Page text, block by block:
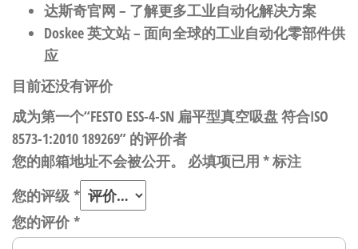
达斯奇官网 – 了解更多工业自动化解决方案
Doskee 英文站– 面向全球的工业自动化零部件供
应
目前还没有评价
成为第一个“FESTO ESS-4-SN 扁平型真空吸盘 符合ISO
8573-1:2010 189269” 的评价者
您的邮箱地址不会被公开。
必填项已用 *标注
您的评级 *
您的评价*